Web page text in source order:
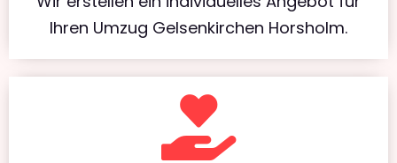
Ihren Umzug Gelsenkirchen Horsholm.